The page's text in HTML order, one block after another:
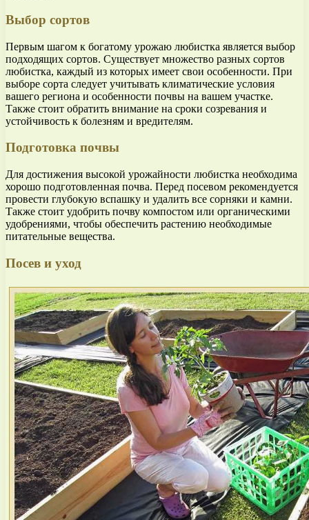
Выбор сортов
Первым шагом к богатому урожаю любистка является выбор
подходящих сортов. Существует множество разных сортов
любистка, каждый из которых имеет свои особенности. При
выборе сорта следует учитывать климатические условия
вашего региона и особенности почвы на вашем участке.
Также стоит обратить внимание на сроки созревания и
устойчивость к болезням и вредителям.
Подготовка почвы
Для достижения высокой урожайности любистка необходима
хорошо подготовленная почва. Перед посевом рекомендуется
провести глубокую вспашку и удалить все сорняки и камни.
Также стоит удобрить почву компостом или органическими
удобрениями, чтобы обеспечить растению необходимые
питательные вещества.
Посев и уход